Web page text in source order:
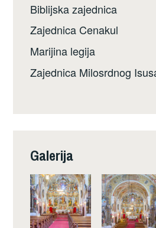
Biblijska zajednica
Zajednica Cenakul
Marijina legija
Zajednica Milosrdnog
Galerija